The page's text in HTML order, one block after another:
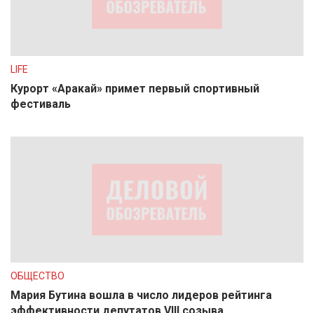
LIFE
Курорт «Аракай» примет первый спортивный
фестиваль
ОБЩЕСТВО
Мария Бутина вошла в число лидеров рейтинга